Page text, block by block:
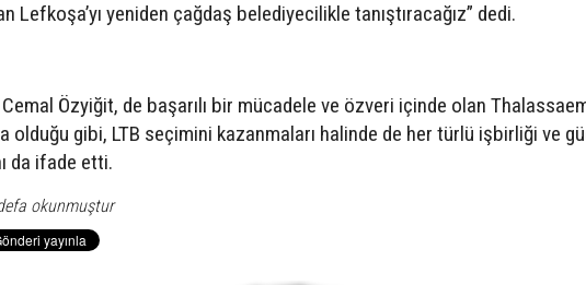
Lefkoşa’yı yeniden çağdaş belediyecilikle tanıştıracağız” dedi.
Özyiğit, de başarılı bir mücadele ve özveri içinde olan
olduğu gibi, LTB seçimini kazanmaları halinde de her türlü işbirliği ve
da ifade etti.
okunmuştur